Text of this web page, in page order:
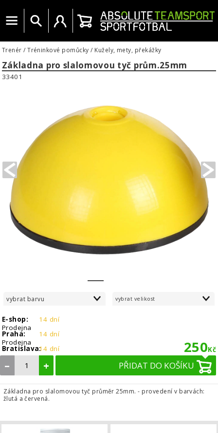
Menu Vyhledat Uživatelský účet
Košík
Trenér /Tréninkové pomůcky / Kužely, mety, překážky
Základna pro slalomovou tyč prům.25mm
33401
vybrat barvu vybrat velikost
E-shop:
14 dní
Prodejna
Praha:
14 dní
Prodejna
Bratislava:14 dní 250Kč
– + PŘIDAT DO KOŠÍKU
Základna pro slalomovou tyč průměr 25mm. - provedení v barvách:
žlutá a červená.